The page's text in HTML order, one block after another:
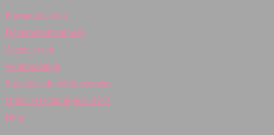
Formations web
Développement web
Agence web
webmarketing
Stratégies de référencement
Outils et technologies SEO
Blog